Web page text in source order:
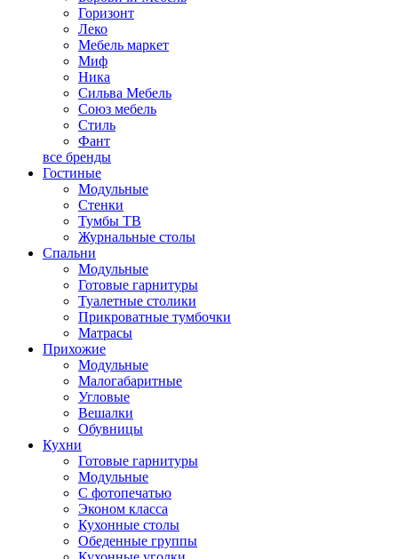
Горизонт
Леко
Мебель маркет
Миф
Ника
Сильва Мебель
Союз мебель
Стиль
Фант
все бренды
Гостиные
Модульные
Стенки
Тумбы ТВ
Журнальные столы
Спальни
Модульные
Готовые гарнитуры
Туалетные столики
Прикроватные тумбочки
Матрасы
Прихожие
Модульные
Малогабаритные
Угловые
Вешалки
Обувницы
Кухни
Готовые гарнитуры
Модульные
С фотопечатью
Эконом класса
Кухонные столы
Обеденные группы